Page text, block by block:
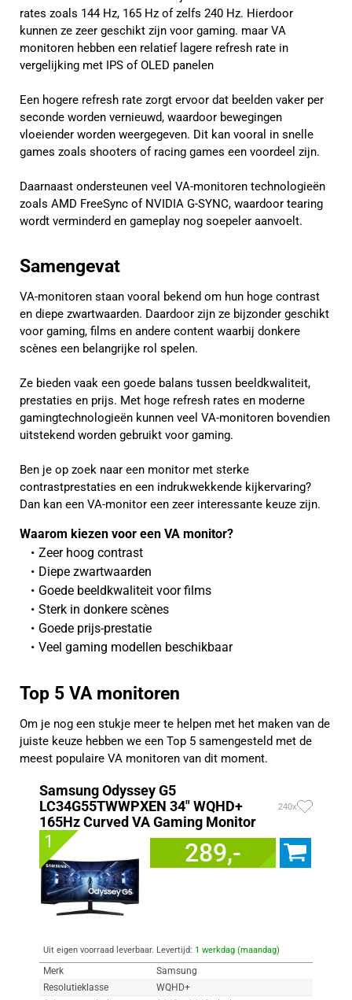
rates zoals 144 Hz, 165 Hz of zelfs 240 Hz. Hierdoor
kunnen ze zeer geschikt zijn voor gaming. maar VA
monitoren hebben een relatief lagere refresh rate in
vergelijking met IPS of OLED panelen
Een hogere refresh rate zorgt ervoor dat beelden vaker per
seconde worden vernieuwd, waardoor bewegingen
vloeiender worden weergegeven. Dit kan vooral in snelle
games zoals shooters of racing games een voordeel zijn.
Daarnaast ondersteunen veel VA-monitoren technologieën
zoals AMD FreeSync of NVIDIA G-SYNC, waardoor tearing
wordt verminderd en gameplay nog soepeler aanvoelt.
Samengevat
VA-monitoren staan vooral bekend om hun hoge contrast
en diepe zwartwaarden. Daardoor zijn ze bijzonder geschikt
voor gaming, films en andere content waarbij donkere
scènes een belangrijke rol spelen.
Ze bieden vaak een goede balans tussen beeldkwaliteit,
prestaties en prijs. Met hoge refresh rates en moderne
gamingtechnologieën kunnen veel VA-monitoren bovendien
uitstekend worden gebruikt voor gaming.
Ben je op zoek naar een monitor met sterke
contrastprestaties en een indrukwekkende kijkervaring?
Dan kan een VA-monitor een zeer interessante keuze zijn.
Waarom kiezen voor een VA monitor?
Zeer hoog contrast
Diepe zwartwaarden
Goede beeldkwaliteit voor films
Sterk in donkere scènes
Goede prijs-prestatie
Veel gaming modellen beschikbaar
Top 5 VA monitoren
Om je nog een stukje meer te helpen met het maken van de
juiste keuze hebben we een Top 5 samengesteld met de
meest populaire VA monitoren van dit moment.
Samsung Odyssey G5
LC34G55TWWPXEN 34" WQHD+
165Hz Curved VA Gaming Monitor
240x
1 289,-
Uit eigen voorraad leverbaar. Levertijd: 1 werkdag (maandag)
Merk
Samsung
Resolutieklasse
WQHD+